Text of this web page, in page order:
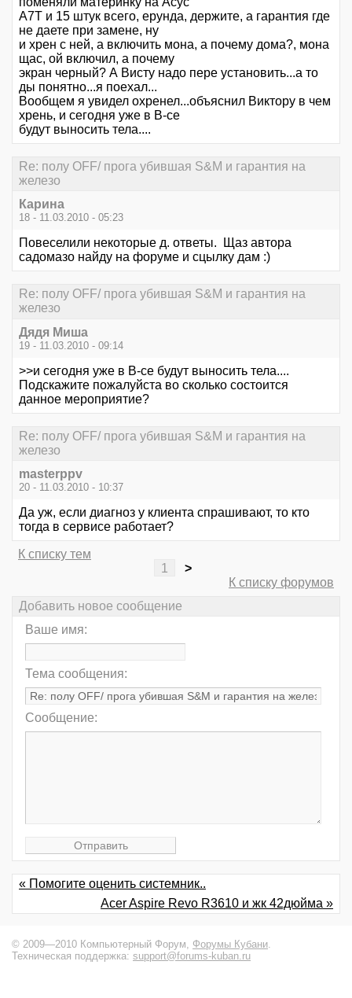
А7Т и 15 штук всего, ерунда, держите, а гарантия где
не даете при замене, ну
и хрен с ней, а включить мона, а почему дома?, мона
щас, ой включил, а почему
экран черный? А Висту надо пере установить...а то
ды понятно...я поехал...
Вообщем я увидел охренел...объяснил Виктору в чем
хрень, и сегодня уже в В-се
будут выносить тела....
Re: полу OFF/ прога убившая S&M и гарантия на
железо
Карина
18 - 11.03.2010 - 05:23
Повеселили некоторые д. ответы. Щаз автора
садомазо найду на форуме и сцылку дам :)
Re: полу OFF/ прога убившая S&M и гарантия на
железо
Дядя Миша
19 - 11.03.2010 - 09:14
>>и сегодня уже в В-се будут выносить тела....
Подскажите пожалуйста во сколько состоится
данное мероприятие?
Re: полу OFF/ прога убившая S&M и гарантия на
железо
masterppv
20 - 11.03.2010 - 10:37
Да уж, если диагноз у клиента спрашивают, то кто
тогда в сервисе работает?
К списку тем
1
>
К списку форумов
Добавить новое сообщение
Ваше имя:
Тема сообщения:
Сообщение:
« Помогите оценить системник..
Acer Aspire Revo R3610 и жк 42дюйма »
© 2009—2010 Компьютерный Форум, Форумы Кубани.
Техническая поддержка: support@forums-kuban.ru